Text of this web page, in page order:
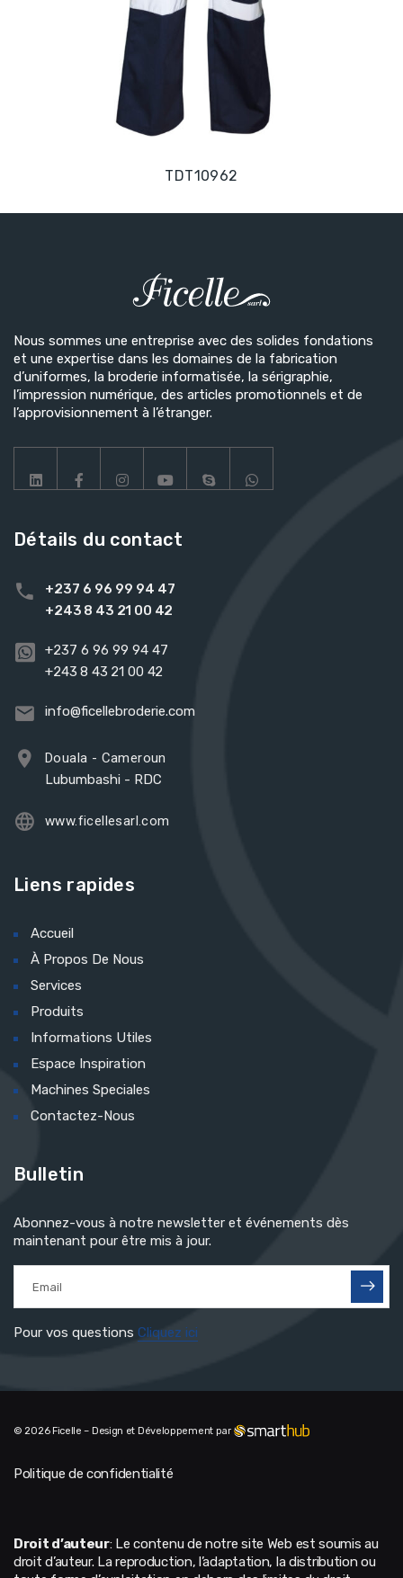
TDT10962
Nous sommes une entreprise avec des solides fondations
et une expertise dans les domaines de la fabrication
d’uniformes, la broderie informatisée, la sérigraphie,
l’impression numérique, des articles promotionnels et de
l’approvisionnement à l’étranger.
Détails du contact
+237 6 96 99 94 47
+243 8 43 21 00 42
+237 6 96 99 94 47
+243 8 43 21 00 42
info@ficellebroderie.com
Douala - Cameroun
Lubumbashi - RDC
www.ficellesarl.com
Liens rapides
Accueil
À Propos De Nous
Services
Produits
Informations Utiles
Espace Inspiration
Machines Speciales
Contactez-Nous
Bulletin
Abonnez-vous à notre newsletter et événements dès
maintenant pour être mis à jour.
Pour vos questions Cliquez ici
© 2026 Ficelle – Design et Développement par
Politique de confidentialité
Droit d’auteur: Le contenu de notre site Web est soumis au
droit d’auteur. La reproduction, l’adaptation, la distribution ou